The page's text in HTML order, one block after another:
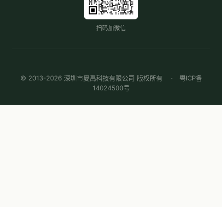
扫码加微信
© 2013-2026 深圳市夏禹科技有限公司 版权所有 · 粤ICP备
14024500号